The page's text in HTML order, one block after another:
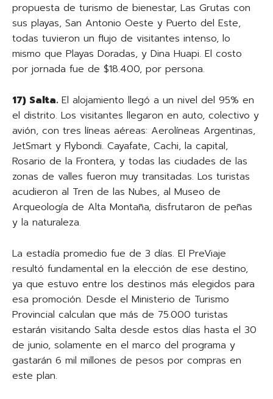
propuesta de turismo de bienestar, Las Grutas con
sus playas, San Antonio Oeste y Puerto del Este,
todas tuvieron un flujo de visitantes intenso, lo
mismo que Playas Doradas, y Dina Huapi. El costo
por jornada fue de $18.400, por persona.
17) Salta. El alojamiento llegó a un nivel del 95% en
el distrito. Los visitantes llegaron en auto, colectivo y
avión, con tres líneas aéreas: Aerolíneas Argentinas,
JetSmart y Flybondi. Cayafate, Cachi, la capital,
Rosario de la Frontera, y todas las ciudades de las
zonas de valles fueron muy transitadas. Los turistas
acudieron al Tren de las Nubes, al Museo de
Arqueología de Alta Montaña, disfrutaron de peñas
y la naturaleza.
La estadía promedio fue de 3 días. El PreViaje
resultó fundamental en la elección de ese destino,
ya que estuvo entre los destinos más elegidos para
esa promoción. Desde el Ministerio de Turismo
Provincial calculan que más de 75.000 turistas
estarán visitando Salta desde estos días hasta el 30
de junio, solamente en el marco del programa y
gastarán 6 mil millones de pesos por compras en
este plan.